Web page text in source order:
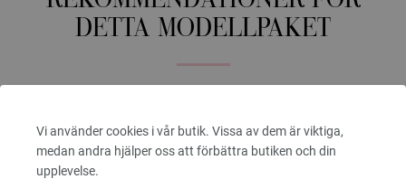
Vi använder cookies i vår butik. Vissa av dem är viktiga,
medan andra hjälper oss att förbättra butiken och din
upplevelse.
DETTA MODELLPAKET